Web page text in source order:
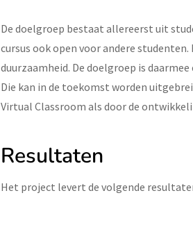
De doelgroep bestaat allereerst uit
cursus ook open voor andere
duurzaamheid. De doelgroep is
Die kan in de toekomst worden
Virtual Classroom als door de
Resultaten
Het project levert de volgende